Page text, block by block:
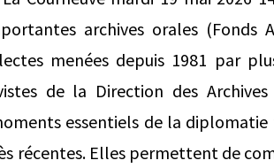
archives orales
menées depuis 1981 par
de la Direction des
essentiels de la diplomatie
récentes. Elles permettent de